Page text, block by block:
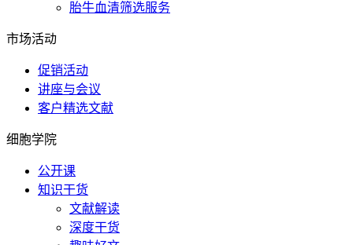
胎牛血清筛选服务
市场活动
促销活动
讲座与会议
客户精选文献
细胞学院
公开课
知识干货
文献解读
深度干货